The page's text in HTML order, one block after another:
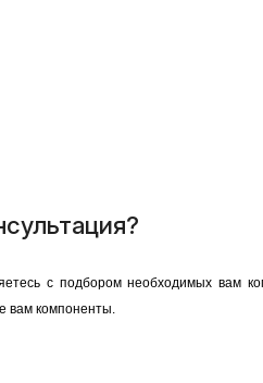
с подбором необходимых вам
вам компоненты.